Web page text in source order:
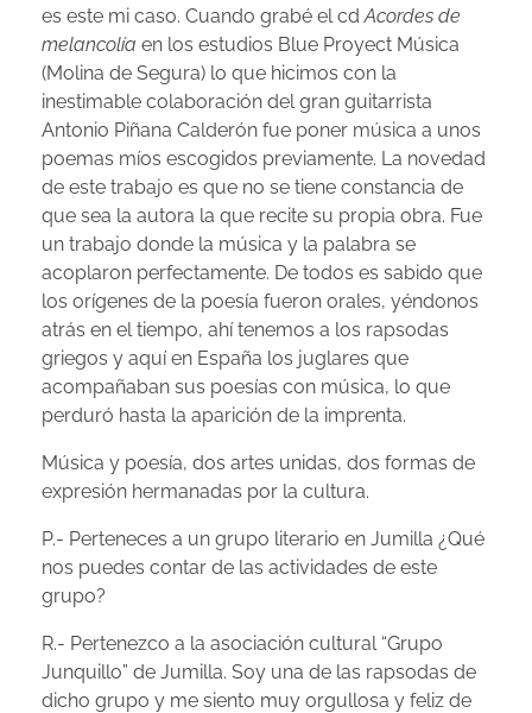
es este mi caso. Cuando grabé el cdAcordes de
melancolía en los estudios Blue Proyect Música
(Molina de Segura) lo que hicimos con la
inestimable colaboración del gran guitarrista
Antonio Piñana Calderón fue poner música a unos
poemas míos escogidos previamente. La novedad
de este trabajo es que no se tiene constancia de
que sea la autora la que recite su propia obra. Fue
un trabajo donde la música y la palabra se
acoplaron perfectamente. De todos es sabido que
los orígenes de la poesía fueron orales, yéndonos
atrás en el tiempo, ahí tenemos a los rapsodas
griegos y aquí en España los juglares que
acompañaban sus poesías con música, lo que
perduró hasta la aparición de la imprenta.
Música y poesía, dos artes unidas, dos formas de
expresión hermanadas por la cultura.
P.- Perteneces a un grupo literario en Jumilla ¿Qué
nos puedes contar de las actividades de este
grupo?
R.- Pertenezco a la asociación cultural “Grupo
Junquillo” de Jumilla. Soy una de las rapsodas de
dicho grupo y me siento muy orgullosa y feliz de